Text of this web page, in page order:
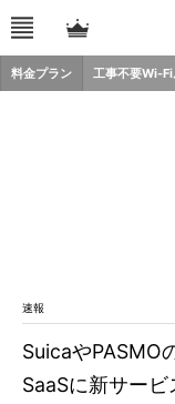
料金プラン 工事不要Wi-
速報
Suicaや
SaaSに新サービ